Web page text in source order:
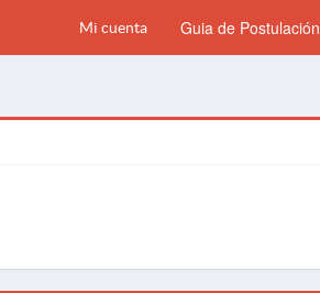
Mi cuenta Guia de Postulación